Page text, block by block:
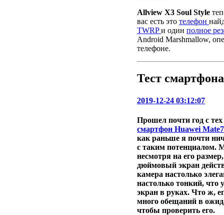
Allview X3 Soul Style
вас есть это телефон
TWRPи один полное
Android Marshmallow,
телефоне.
Тест
2019-12-24 03:12:07
Прошел почти год с
смартфон Huawei Mate7
как раньше я почти
с таким потенциалом.
несмотря на его
дюймовый экран
камера настолько
настолько тонкий,
экран в руках. Что ж,
много обещаний в
чтобы проверить его.